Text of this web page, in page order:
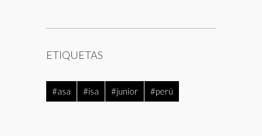
ETIQUETAS
#asa #isa #junior #perú